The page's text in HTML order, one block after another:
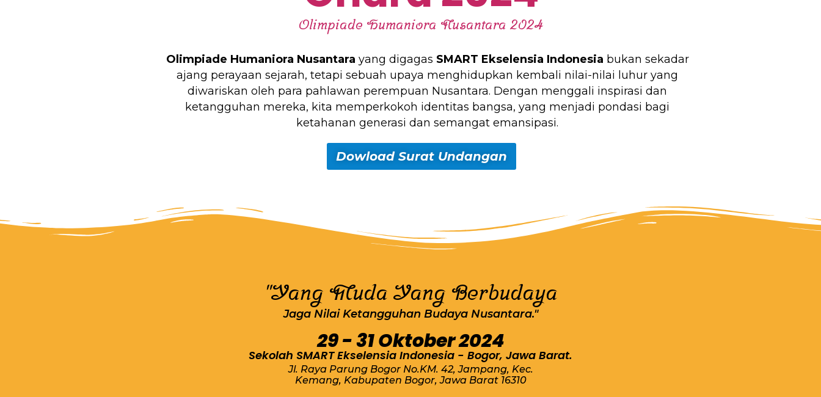
Olimpiade Humaniora Nusantara 2024
Olimpiade Humaniora Nusantara yang digagas SMART Ekselensia Indonesia bukan sekadar
ajang perayaan sejarah, tetapi sebuah upaya menghidupkan kembali nilai-nilai luhur yang
diwariskan oleh para pahlawan perempuan Nusantara. Dengan menggali inspirasi dan
ketangguhan mereka, kita memperkokoh identitas bangsa, yang menjadi pondasi bagi
ketahanan generasi dan semangat emansipasi.
Dowload Surat Undangan
"Yang Muda Yang Berbudaya
Jaga Nilai Ketangguhan Budaya Nusantara."
29 - 31 Oktober 2024
Sekolah SMART Ekselensia Indonesia - Bogor, Jawa Barat.
Jl. Raya Parung Bogor No.KM. 42, Jampang, Kec.
Kemang, Kabupaten Bogor, Jawa Barat 16310